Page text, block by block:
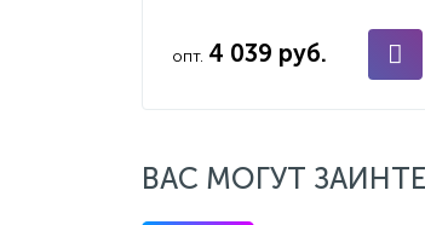
опт. 4 039 руб.
ВАС МОГУТ